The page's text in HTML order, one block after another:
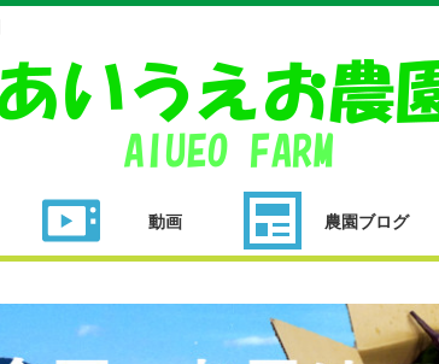
動画 農園ブログ